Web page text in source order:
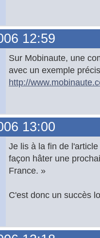
12:59
Sur Mobinaute, une
avec un exemple
http://
13:00
Je lis à la fin de
façon hâter une
France. »
C'est donc un succès